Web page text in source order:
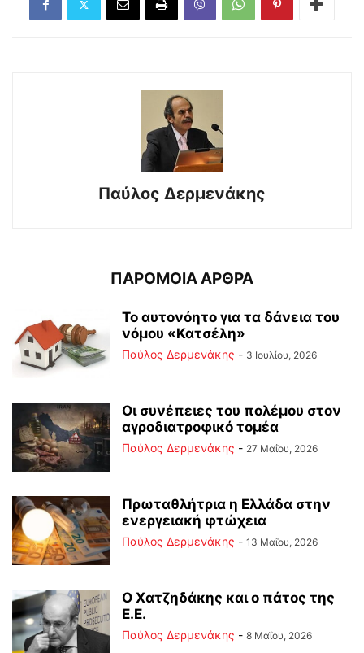
Παύλος Δερμενάκης
ΠΑΡΟΜΟΙΑ ΑΡΘΡΑ
Το αυτονόητο για τα δάνεια του
νόμου «Κατσέλη»
Παύλος Δερμενάκης - 3 Ιουλίου, 2026
Οι συνέπειες του πολέμου στoν
αγροδιατροφικό τομέα
Παύλος Δερμενάκης - 27 Μαΐου, 2026
Πρωταθλήτρια η Ελλάδα στην
ενεργειακή φτώχεια
Παύλος Δερμενάκης - 13 Μαΐου, 2026
Ο Χατζηδάκης και ο πάτος της
Ε.Ε.
Παύλος Δερμενάκης - 8 Μαΐου, 2026